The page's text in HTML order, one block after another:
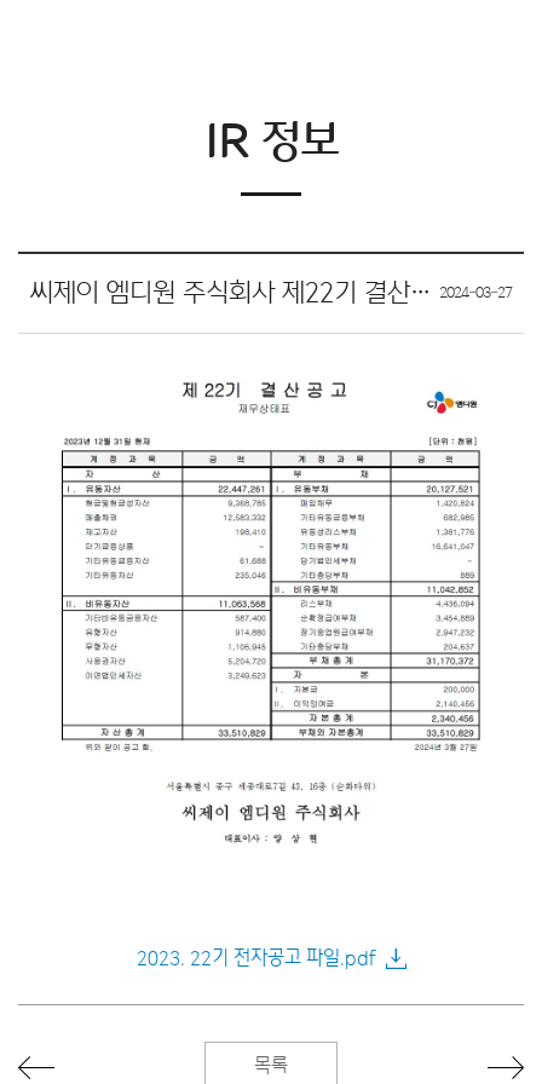
IR 정보
씨제이 엠디원 주식회사 제22기 결산공고 2024-03-27
2023. 22기 전자공고 파일.pdf
목록